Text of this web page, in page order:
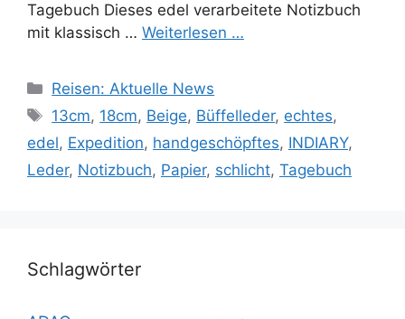
Tagebuch Dieses edel verarbeitete Notizbuch
mit klassisch … Weiterlesen …
Kategorien
Reisen: Aktuelle News
Schlagwörter
13cm, 18cm, Beige, Büffelleder, echtes,
edel, Expedition, handgeschöpftes, INDIARY,
Leder, Notizbuch, Papier, schlicht, Tagebuch
Schlagwörter